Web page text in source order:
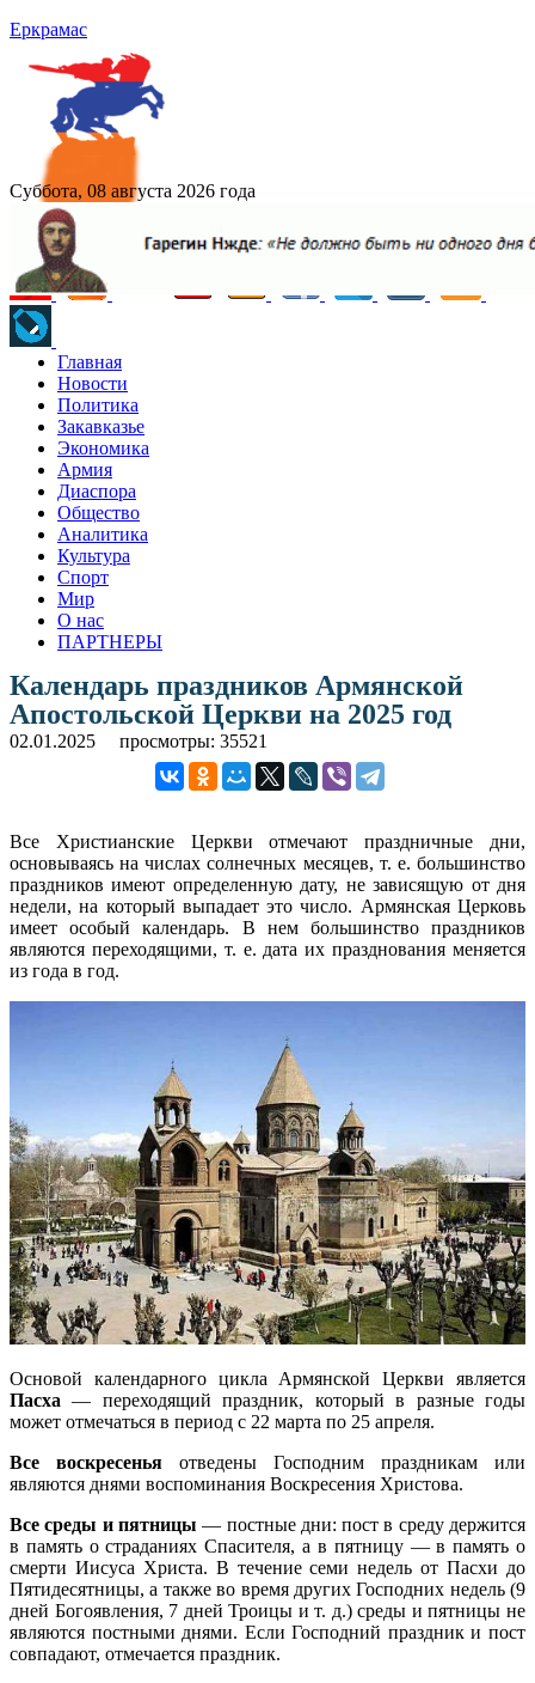
Еркрамас
Суббота, 08 августа 2026 года
Главная
Новости
Политика
Закавказье
Экономика
Армия
Диаспора
Общество
Аналитика
Культура
Спорт
Мир
О нас
ПАРТНЕРЫ
Календарь праздников Армянской
Апостольской Церкви на 2025 год
02.01.2025 просмотры: 35521
Все Христианские Церкви отмечают праздничные дни,
основываясь на числах солнечных месяцев, т. е. большинство
праздников имеют определенную дату, не зависящую от дня
недели, на который выпадает это число. Армянская Церковь
имеет особый календарь. В нем большинство праздников
являются переходящими, т. е. дата их празднования меняется
из года в год.
Основой календарного цикла Армянской Церкви является
Пасха — переходящий праздник, который в разные годы
может отмечаться в период с 22 марта по 25 апреля.
Все воскресенья отведены Господним праздникам или
являются днями воспоминания Воскресения Христова.
Все среды и пятницы — постные дни: пост в среду держится
в память о страданиях Спасителя, а в пятницу — в память о
смерти Иисуса Христа. В течение семи недель от Пасхи до
Пятидесятницы, а также во время других Господних недель (9
дней Богоявления, 7 дней Троицы и т. д.) среды и пятницы не
являются постными днями. Если Господний праздник и пост
совпадают, отмечается праздник.